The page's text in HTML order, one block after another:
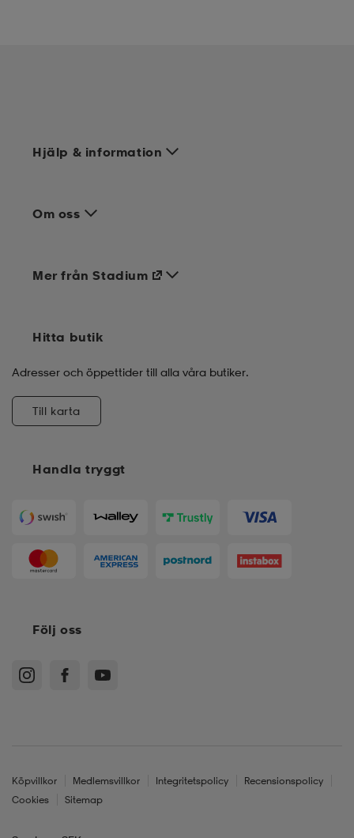
Hjälp & information
Om oss
Handla tryggt
Mer från Stadium
Hitta butik
Adresser och öppettider till alla våra butiker.
Till karta
Följ oss
Köpvillkor Medlemsvillkor Integritetspolicy
Recensionspolicy
Cookies
Sitemap